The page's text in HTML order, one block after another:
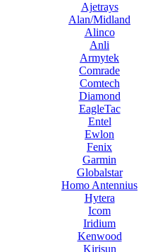
Ajetrays
Alan/Midland
Alinco
Anli
Armytek
Comrade
Comtech
Diamond
EagleTac
Entel
Ewlon
Fenix
Garmin
Globalstar
Homo Antennius
Hytera
Icom
Iridium
Kenwood
Kirisun